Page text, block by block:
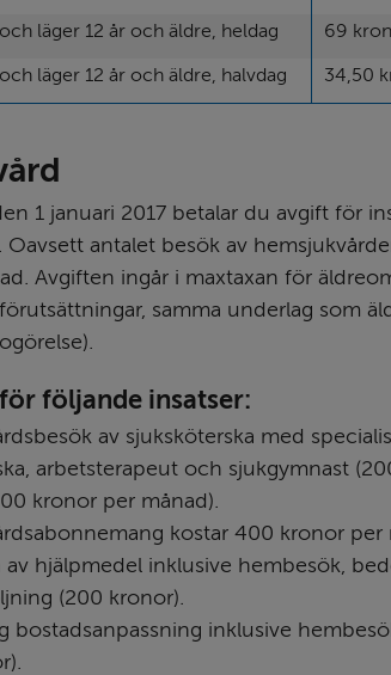
läger 12 år och äldre, heldag 69
läger 12 år och äldre, halvdag 34,50
1 januari 2017 betalar du avgift för
Oavsett antalet besök av
Avgiften ingår i maxtaxan för
samma underlag som
följande insatser:
av sjuksköterska med
arbetsterapeut och sjukgymnast
kronor per månad).
kostar 400 kronor per
hjälpmedel inklusive hembesök,
(200 kronor).
bostadsanpassning inklusive